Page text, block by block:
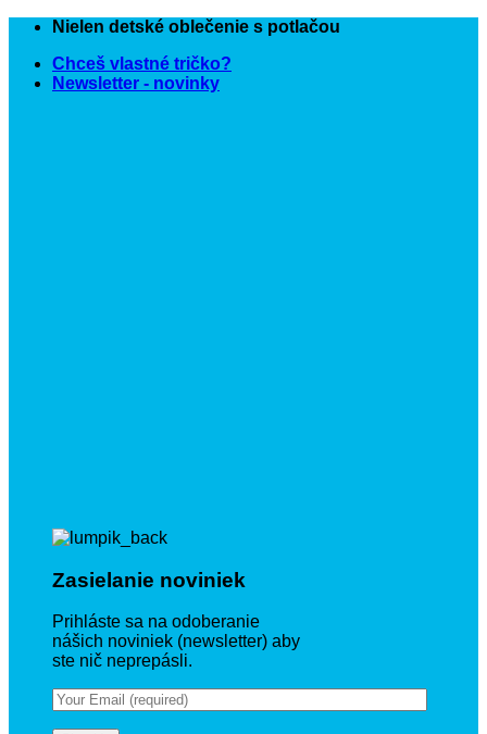
Skip
content
Nielen detské oblečenie s potlačou
Chceš vlastné tričko?
Newsletter - novinky
Zasielanie noviniek
Prihláste sa na odoberanie
nášich noviniek (newsletter) aby
ste nič neprepásli.